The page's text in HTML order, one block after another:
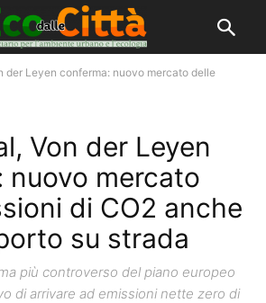
der Leyen conferma: nuovo mercato delle
Von der Leyen
nuovo mercato
di CO2 anche
su strada
più controverso del piano europeo
di arrivare ad emissioni nette zero di